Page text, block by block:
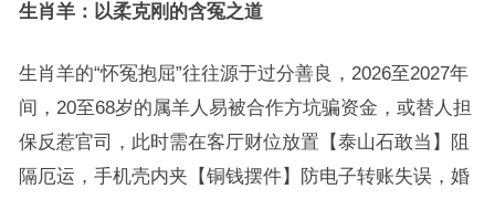
生肖羊：以柔克刚的含冤之道
生肖羊的“怀冤抱屈”往往源于过分善良，2026至2027年
间，20至68岁的属羊人易被合作方坑骗资金，或替人担
保反惹官司，此时需在客厅财位放置【泰山石敢当】阻
隔厄运，手机壳内夹【铜钱摆件】防电子转账失误，婚